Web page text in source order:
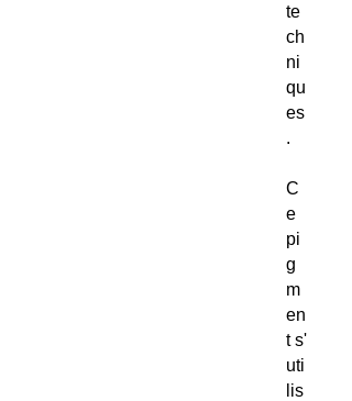
te
ch
ni
qu
es
.
C
e
pi
g
m
en
t s'
uti
lis